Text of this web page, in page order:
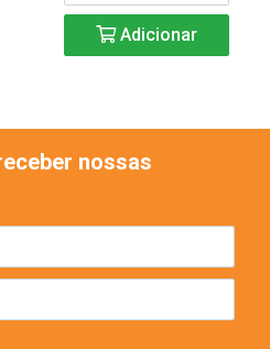
Adicionar
nossas